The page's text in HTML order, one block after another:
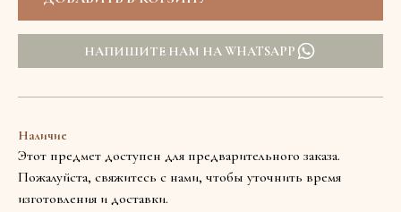
НАПИШИТЕ НАМ НА WHATSAPP
Наличие
Этот предмет доступен для предварительного заказа.
Пожалуйста, свяжитесь с нами, чтобы уточнить время
изготовления и доставки.